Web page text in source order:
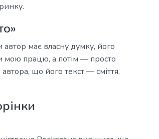
автор має власну думку, його
мою працю, а потім — просто
що його текст — сміття,